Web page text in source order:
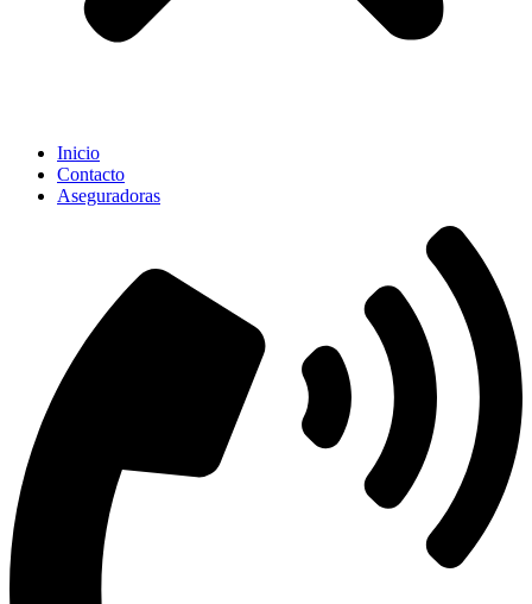
Inicio
Contacto
Aseguradoras